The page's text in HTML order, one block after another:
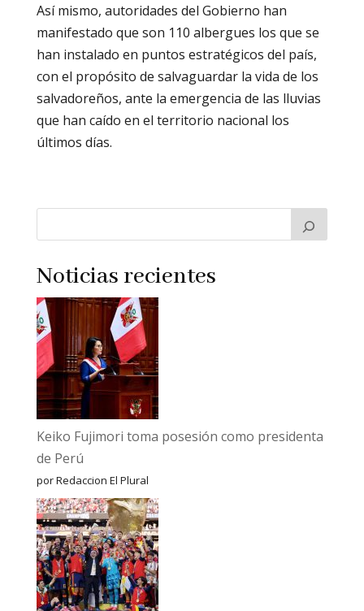
Así mismo, autoridades del Gobierno han
manifestado que son 110 albergues los que se
han instalado en puntos estratégicos del país,
con el propósito de salvaguardar la vida de los
salvadoreños, ante la emergencia de las lluvias
que han caído en el territorio nacional los
últimos días.
Noticias recientes
Keiko Fujimori toma posesión como presidenta
de Perú
por Redaccion El Plural